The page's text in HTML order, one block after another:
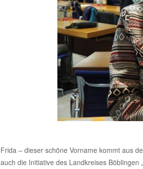
Frida – dieser schöne Vorname kommt aus
auch die Initiative des Landkreises